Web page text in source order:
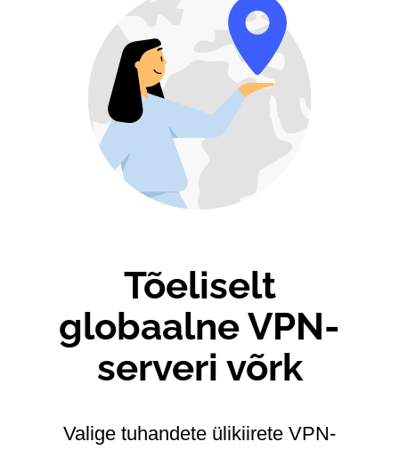
Tõeliselt
globaalne VPN-
serveri võrk
Valige tuhandete ülikiirete VPN-